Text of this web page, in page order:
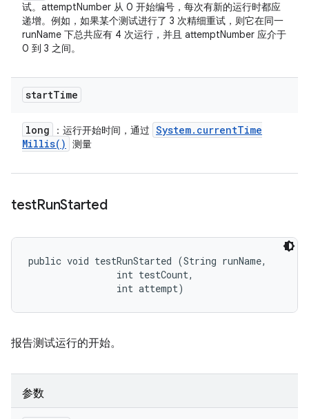
试。attemptNumber 从 0 开始编号，每次有新的运行时都应
递增。例如，如果某个测试进行了 3 次精细重试，则它在同一
runName 下总共应有 4 次运行，并且 attemptNumber 应介于
0 到 3 之间。
startTime
long ：运行开始时间，通过 System. currentTime
Millis( ) 测量
testRunStarted
public void testRunStarted (String runName,
                int testCount,
                int attempt)
报告测试运行的开始。
参数